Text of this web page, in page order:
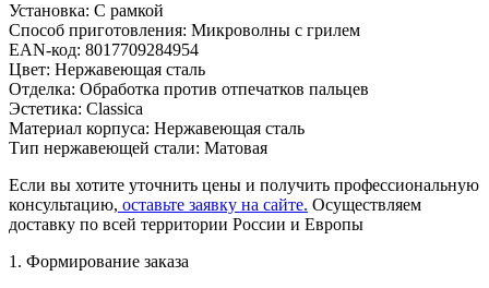
Установка: С рамкой
Способ приготовления: Микроволны с грилем
EAN-код: 8017709284954
Цвет: Нержавеющая сталь
Отделка: Обработка против отпечатков пальцев
Эстетика: Classica
Материал корпуса: Нержавеющая сталь
Тип нержавеющей стали: Матовая
Если вы хотите уточнить цены и получить профессиональную
консультацию, оставьте заявку на сайте. Осуществляем
доставку по всей территории России и Европы
1. Формирование заказа